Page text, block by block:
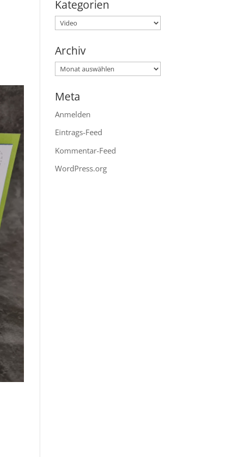
Kategorien
Kategorien
Archiv
Archiv
Meta
Anmelden
Eintrags-Feed
Kommentar-Feed
WordPress.org